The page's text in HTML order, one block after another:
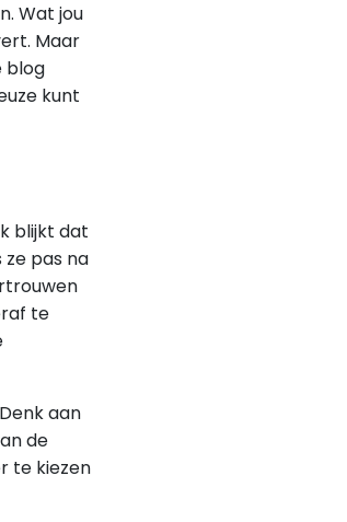
Wat jou
Maar
blog
kunt
blijkt dat
pas na
te
aan
de
te kiezen